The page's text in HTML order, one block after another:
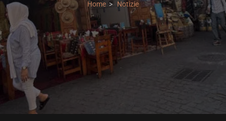
Home Notizie